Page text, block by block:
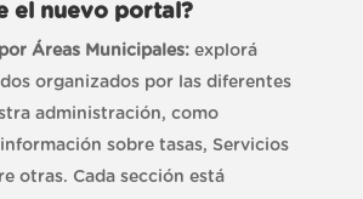
el nuevo portal?
Áreas Municipales:explorá
organizados por las diferentes
administración, como
sobre tasas, Servicios
otras. Cada sección está